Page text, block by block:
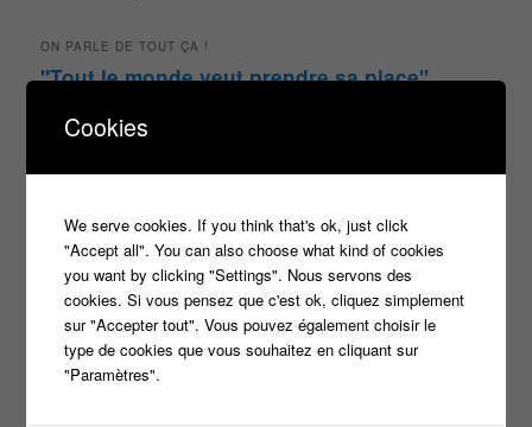
ON PARLE DE TOUT ÇA !
"Tout le monde veut prendre sa place"
d8Face à la bande france 2 france2
indiscrétions info info jeux tvInfos Inscription jeu
jeu tvJeuxJeux TV Julien Courbet Jérémy Michalak
Koh Lantalaurence boccolini le maillon faible m6
Maestro Masters money drop
Cookies
We serve cookies. If you think that's ok, just click
"Accept all". You can also choose what kind of cookies
you want by clicking "Settings". Nous servons des
cookies. Si vous pensez que c'est ok, cliquez simplement
sur "Accepter tout". Vous pouvez également choisir le
type de cookies que vous souhaitez en cliquant sur
"Paramètres".